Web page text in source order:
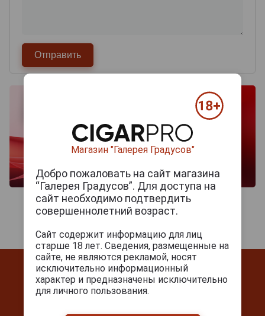
Магазин "Галерея Градусов"
Добро пожаловать на сайт магазина
“Галерея Градусов”. Для доступа на
сайт необходимо подтвердить
совершеннолетний возраст.
Сайт содержит информацию для лиц
старше 18 лет. Сведения, размещенные на
сайте, не являются рекламой, носят
исключительно информационный
характер и предназначены исключительно
для личного пользования.